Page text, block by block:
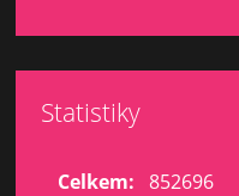
Statistiky
Celkem: 852696